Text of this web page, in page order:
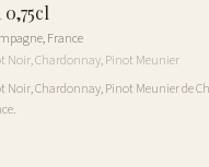
0,75cl
,France
Noir, Chardonnay, Pinot Meunier
Noir, Chardonnay, Pinot Meunier de